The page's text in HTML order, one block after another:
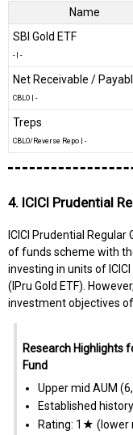
Name
SBI Gold ETF
-| -
Net Receivable /
CBLO -
Treps
CBLO/Reverse Repo -
4. ICICI Prudential
ICICI Prudential
of funds scheme with
investing in units of
(IPru Gold ETF).
investment objectives
Research Highlights
Fund
Upper mid AUM
Established
Rating: 1★ (lower